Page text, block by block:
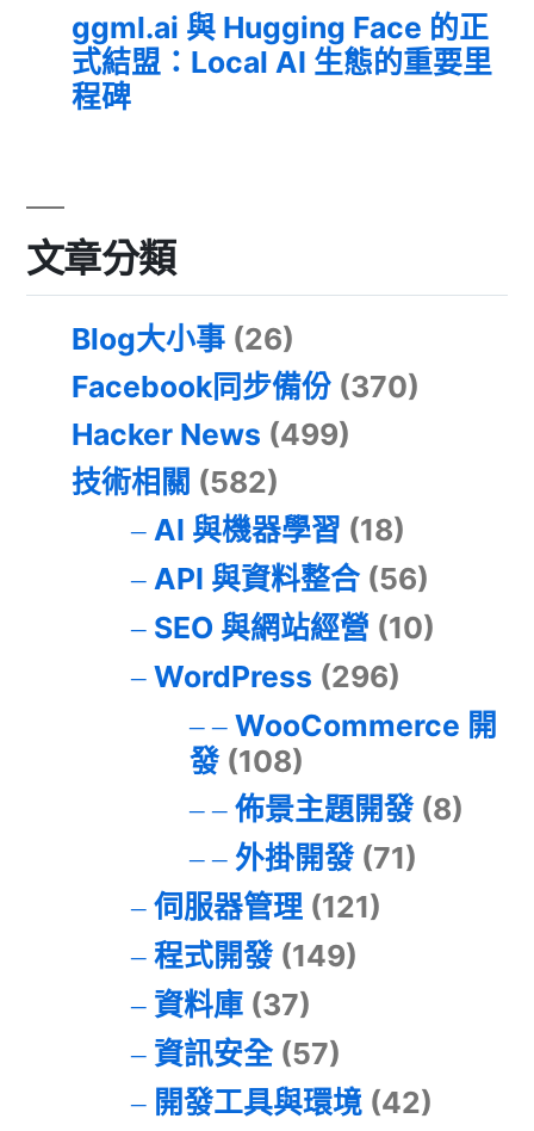
ggml.ai 與 Hugging Face 的正
式結盟：Local AI 生態的重要里
程碑
文章分類
Blog大小事 (26)
Facebook同步備份 (370)
Hacker News (499)
技術相關 (582)
AI 與機器學習 (18)
API 與資料整合(56)
SEO 與網站經營 (10)
WordPress (296)
WooCommerce 開
發(108)
佈景主題開發(8)
外掛開發(71)
伺服器管理(121)
程式開發(149)
資料庫(37)
資訊安全(57)
開發工具與環境(42)